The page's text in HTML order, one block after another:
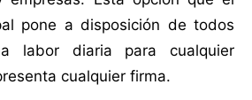
pone a disposición de todos
labor diaria para cualquier
cualquier firma.